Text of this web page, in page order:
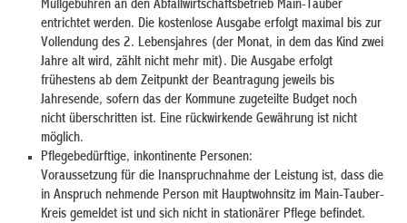
Müllgebühren an den Abfallwirtschaftsbetrieb Main-Tauber
entrichtet werden. Die kostenlose Ausgabe erfolgt maximal bis zur
Vollendung des 2. Lebensjahres (der Monat, in dem das Kind zwei
Jahre alt wird, zählt nicht mehr mit). Die Ausgabe erfolgt
frühestens ab dem Zeitpunkt der Beantragung jeweils bis
Jahresende, sofern das der Kommune zugeteilte Budget noch
nicht überschritten ist. Eine rückwirkende Gewährung ist nicht
möglich.
Pflegebedürftige, inkontinente Personen:
Voraussetzung für die Inanspruchnahme der Leistung ist, dass die
in Anspruch nehmende Person mit Hauptwohnsitz im Main-Tauber-
Kreis gemeldet ist und sich nicht in stationärer Pflege befindet.